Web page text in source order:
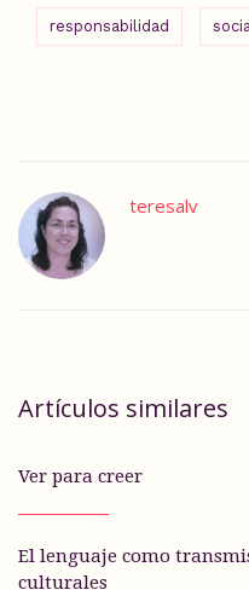
responsabilidad
teresalv
Artículos similares
Ver para creer
El lenguaje como
culturales